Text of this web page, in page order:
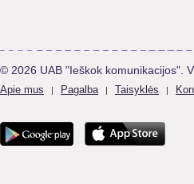
© 2026 UAB "Ieškok komunikacijos".
Apie mus | Pagalba | Taisyklės |